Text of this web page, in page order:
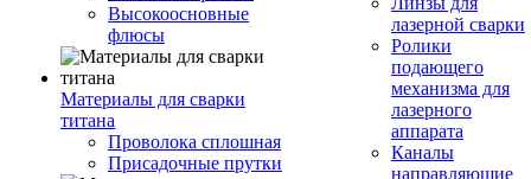
Высокоосновные
флюсы
Материалы для сварки
титана
Проволока сплошная
Присадочные прутки
лазерной сварки
Ролики
подающего
механизма для
лазерного
аппарата
Каналы
направляющие